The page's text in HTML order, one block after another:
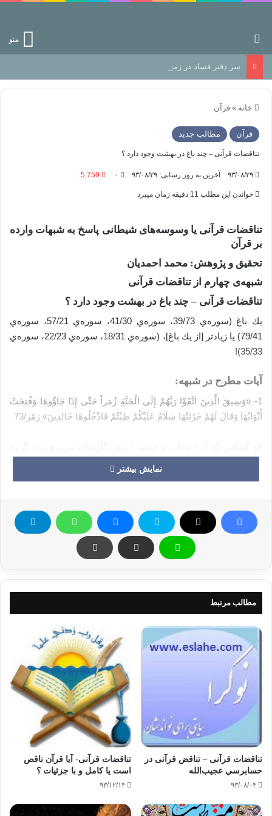
منو
سر دفتر فساد در زمین‌، دوری وکناره‌گیری از راه خداست‌!
خانه » قرآن
قرآن مطالب جدید
تناقضات قرآنی – چند باغ در بهشت وجود دارد ؟
۹۳/۰۸/۲۹ آخرین به روز رسانی: ۹۳/۰۸/۲۹ ۰ 5,759
خواندن این مطلب 11 دقیقه زمان میبرد
تناقضات قرآنی یا وسوسه‌های شیطانی پاسخ به شبهات وارده
بر قرآن
تحقیق و پژوهش: محمد احمدیان
شبهه‌ی چهارم از تناقضات قرآنی
تناقضات قرآنی – چند باغ در بهشت وجود دارد ؟
يك باغ (سوره‌ي 39/73، سوره‌ي 41/30‌، سوره‌ي 57/21، سوره‌ي
79/41) يا زيادتر [از يك باغ]، (سوره‌ي 18/31، سوره‌ي 22/23، سوره‌ي
35/33)!
آيات مطرح در شبهه:
1- «وَسِيقَ الَّذِينَ اتَّقَوْا رَبَّهُمْ إِلَى الْجَنَّةِ زُمَراً حَتَّى إِذَا جَاؤُوهَا وَفُتِحَتْ
أَبْوَابُهَا وَقَالَ لَهُمْ خَزَنَتُهَا سَلَامٌ عَلَيْكُمْ طِبْتُمْ فَادْخُلُوهَا خَالِدِينَ» زمّر/73‏ ‏
مي‌رسند، بهشتي كه درهاي آن ( براي احترامشان به رويشان ) باز
شويد و جاودانه در آن بمانيد.» ‏2- «إِنَّ الَّذِينَ قَالُوا رَبُّنَا اللَّهُ ثُمَّ
اسْتَقَامُوا تَتَنَزَّلُ عَلَيْهِمُ الْمَلَائِكَةُ أَلَّا تَخَافُوا وَلَا تَحْزَنُوا وَأَبْشِرُوا بِالْجَنَّةِ
الَّتِي كُنتُمْ تُوعَدُونَ» ‏ فصّلت/30
«كساني كه مي‌گويند : پروردگار ما تنها خدا است، و سپس (بر اين
گفته خود كه اقرار به وحدانيّت است‌ مي‌ايستند، و آن را با انجام
قوانين شريعت عملاً نشان مي‌دهند، و بر اين راستاي خداپرستي تا
زنده‌اند) پابرجا و ماندگار مي‌مانند (در هنگام آخرين لحظات زندگي)
فرشتگان به پيش ايشان مي‌آيند (و بدانان مژده مي‌دهند) كه نترسيد
و غمگين نباشيد و شما را بشارت باد به بهشتي كه (توسّط پيغمبران)
به شما (مؤمنان) وعده داده مي‌شد.» فُصّلت/30
3- «سَابِقُوا إِلَى مَغْفِرَةٍ مِّن رَّبِّكُمْ وَجَنَّةٍ عَرْضُهَا كَعَرْضِ السَّمَاء وَالْأَرْضِ
أُعِدَّتْ لِلَّذِينَ آمَنُوا بِاللَّهِ وَرُسُلِهِ ذَلِكَ فَضْلُ اللَّهِ يُؤْتِيهِ مَن يَشَاءُ وَاللَّهُ ذُو
الْفَضْلِ الْعَظِيمِ» ‏ حديد/21‏
«بر يكديگر پيشي بگيريد براي رسيدن به آمرزش پروردگارتان و
بهشتي كه پهناي آن همسان پهناي آسمان و زمين است. براي كساني
عطاء خدا است، و به هر كس كه بخواهد آن را مي‌دهد، و خدا داراي
نمایش بیشتر
مطالب مرتبط
تناقضات قرآنی – تناقض قرآنی در
حسابرسي عجیب‌الله
۹۳/۰۸/۰۴
تناقضات قرآنی- آیا قرآن ناقص
است یا کامل و با جزئیات ؟
۹۳/۱۲/۱۴